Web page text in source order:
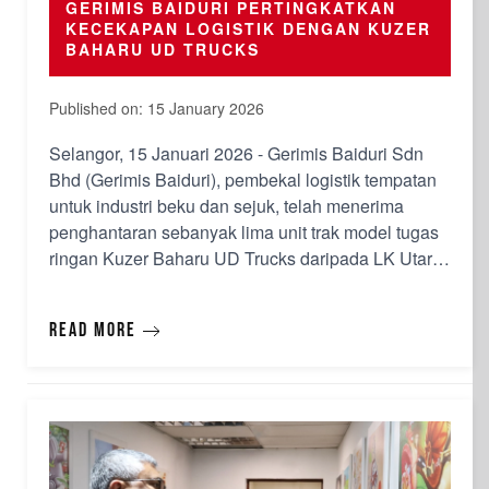
GERIMIS BAIDURI PERTINGKATKAN
KECEKAPAN LOGISTIK DENGAN KUZER
BAHARU UD TRUCKS
Published on: 15 January 2026
Selangor, 15 Januari 2026 - Gerimis Baiduri Sdn
Bhd (Gerimis Baiduri), pembekal logistik tempatan
untuk industri beku dan sejuk, telah menerima
penghantaran sebanyak lima unit trak model tugas
ringan Kuzer Baharu UD Trucks daripada LK Utara
merupakan pengedar utama dan tunggal untuk UD
Read more